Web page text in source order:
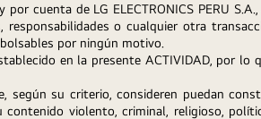
cuenta de LG ELECTRONICS PERU
o cualquier otra
por ningún motivo.
en la presente ACTIVIDAD, por lo
según su criterio, consideren puedan
violento, criminal, religioso,